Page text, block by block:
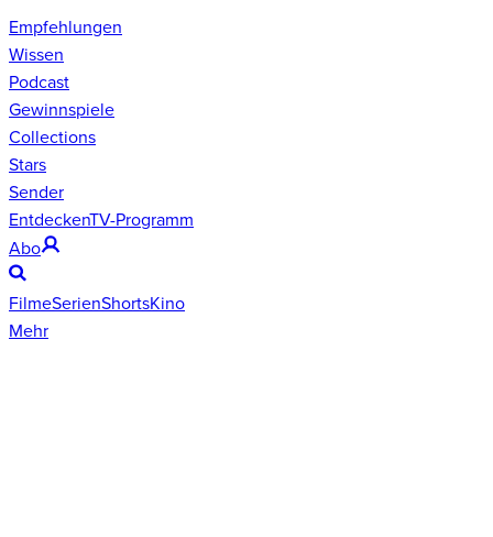
Empfehlungen
Wissen
Podcast
Gewinnspiele
Collections
Stars
Sender
EntdeckenTV-Programm
Abo
FilmeSerienShortsKino
Mehr